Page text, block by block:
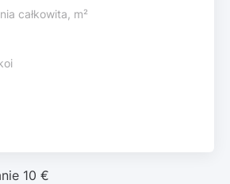
całkowita, m²
10 €